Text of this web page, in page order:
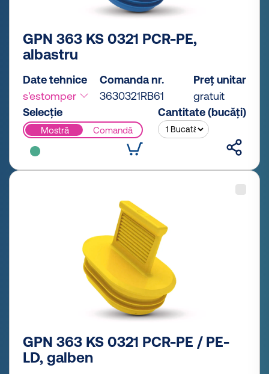
GPN 363 KS 0321 PCR-PE,
albastru
Date tehnice
s'estomper
Comanda nr.
3630321RB61
Preț unitar
gratuit
Selecție
Mostră Comandă
Cantitate (bucăți)
GPN 363 KS 0321 PCR-PE / PE-
LD, galben